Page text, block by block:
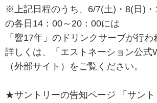
※上記日程のうち、6/7(土)・8(日)・
の各日14：00～20：00には
「響17年」のドリンクサーブが行わ
詳しくは、「 エストネーション公式
（外部サイト）をご覧ください。
★サントリーの告知ページ 「 サン